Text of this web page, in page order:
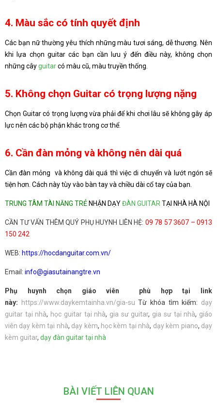
4. Màu sắc có tính quyết định
Các bạn nữ thường yêu thích những màu tươi sáng, dễ thương. Nên
khi lựa chọn guitar các bạn cần lưu ý đến điều này, không chọn
những câyguitarcó màu cũ, màu truyền thống.
5. Không chọn Guitar có trọng lượng nặng
Chọn Guitar có trọng lượng vừa phải để khi chơi lâu sẽ không gây áp
lực nên các bộ phận khác trong cơ thể.
6. Cần đàn mỏng và không nên dài quá
Cần đàn mỏng và không dài quá thì việc di chuyển và lướt ngón sẽ
tiện hơn. Cách này tùy vào bàn tay và chiều dài cổ tay của bạn.
TRUNG TÂM TÀI NĂNG TRẺ NHẬN DẠYĐÀN GUITAR TẠI NHÀ HÀ NỘI
CẦN TƯ VẤN THÊM QUÝ PHỤ HUYNH LIÊN HỆ: 09 78 57 3607 – 0913
150 242
WEB: https://hocdanguitar.com.vn/
Email: info@giasutainangtre.vn
Phụ huynh chọn giáo viên phù hợp tại link
này:
https://www.daykemtainha.vn/gia-su Từ khóa tìm kiếm: dạy
guitar tại nhà, học guitar tại nhà, gia sư guitar, gia sư tại nhà, giáo
viên dạy kèm tại nhà, dạy kèm, học kèm tại nhà, dạy kèm piano, dạy
kèm guitar, dạy đàn guitar tại nhà
BÀI VIẾT LIÊN QUAN